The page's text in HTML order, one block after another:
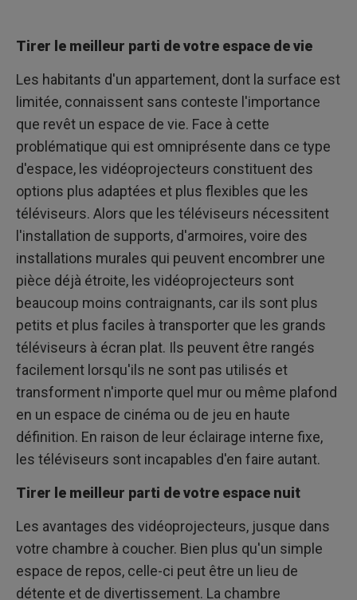
Tirer le meilleur parti de votre espace de vie
Les habitants d'un appartement, dont la surface est
limitée, connaissent sans conteste l'importance
que revêt un espace de vie. Face à cette
problématique qui est omniprésente dans ce type
d'espace, les vidéoprojecteurs constituent des
options plus adaptées et plus flexibles que les
téléviseurs. Alors que les téléviseurs nécessitent
l'installation de supports, d'armoires, voire des
installations murales qui peuvent encombrer une
pièce déjà étroite, les vidéoprojecteurs sont
beaucoup moins contraignants, car ils sont plus
petits et plus faciles à transporter que les grands
téléviseurs à écran plat. Ils peuvent être rangés
facilement lorsqu'ils ne sont pas utilisés et
transforment n'importe quel mur ou même plafond
en un espace de cinéma ou de jeu en haute
définition. En raison de leur éclairage interne fixe,
les téléviseurs sont incapables d'en faire autant.
Tirer le meilleur parti de votre espace nuit
Les avantages des vidéoprojecteurs, jusque dans
votre chambre à coucher. Bien plus qu'un simple
espace de repos, celle-ci peut être un lieu de
détente et de divertissement. La chambre